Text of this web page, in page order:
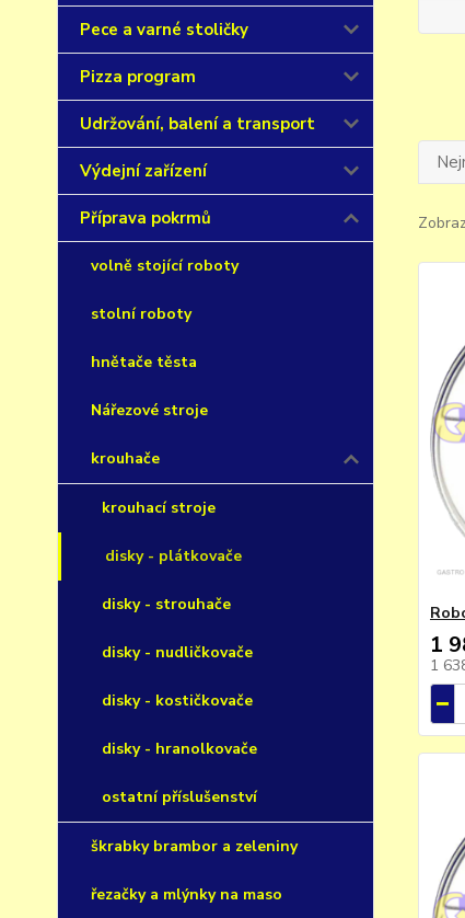
Pece a varné stoličky
Pizza program
Udržování, balení a transport
Výdejní zařízení
Příprava pokrmů
volně stojící roboty
stolní roboty
hnětače těsta
Nářezové stroje
krouhače
krouhací stroje
disky - plátkovače
disky - strouhače
disky - nudličkovače
disky - kostičkovače
disky - hranolkovače
ostatní příslušenství
škrabky brambor a zeleniny
řezačky a mlýnky na maso
1
1